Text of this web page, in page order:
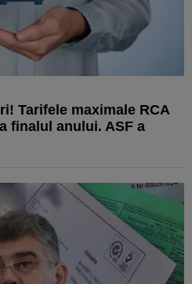
Tarifele maximale RCA
finalul anului. ASF a